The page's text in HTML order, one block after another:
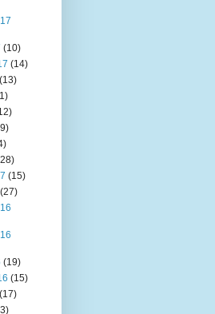
(10)
(14)
(13)
(15)
(27)
(19)
(15)
(17)